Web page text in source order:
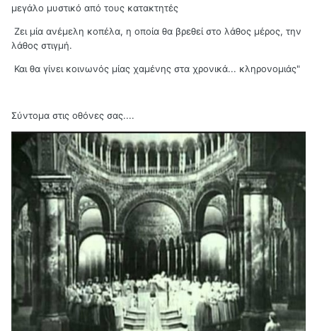
μεγάλο μυστικό από τους κατακτητές
Ζει μία ανέμελη κοπέλα, η οποία θα βρεθεί στο λάθος μέρος, την
λάθος στιγμή.
Και θα γίνει κοινωνός μίας χαμένης στα χρονικά... κληρονομιάς"
Σύντομα στις οθόνες σας....